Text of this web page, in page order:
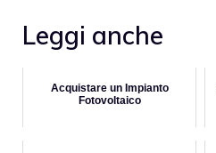
Leggi anche
Acquistare un Impianto
Fotovoltaico